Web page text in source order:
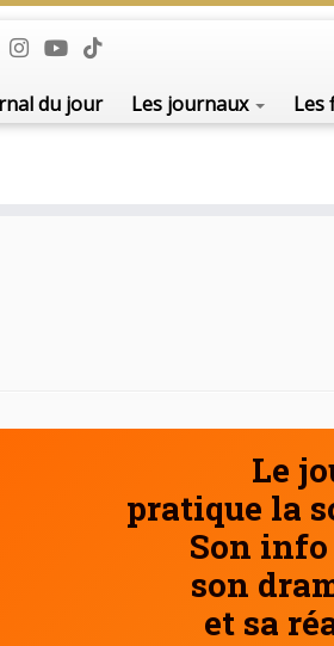
du jour Les journaux Les
Le
pratique la
Son
son
et sa